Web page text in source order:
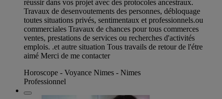
réussir dans vos projet avec des protocoles ancestraux.
Travaux de desenvoutements des personnes, débloquage
toutes situations privés, sentimentaux et professionnels.ou
commerciales Travaux de chances pour tous commerces
ventes, prestations de services ou recherches d'activités
emplois. .et autre situation Tous travails de retour de l'étre
aimé Merci de me contacter
Horoscope - Voyance Nimes - Nimes
Professionnel